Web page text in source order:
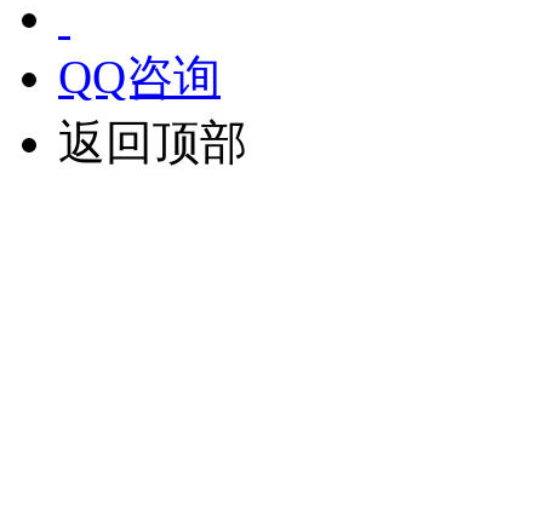
QQ咨询
返回顶部